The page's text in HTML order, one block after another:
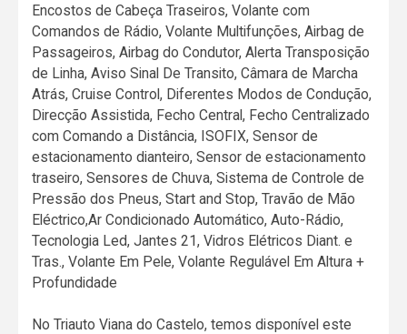
Encostos de Cabeça Traseiros, Volante com
Comandos de Rádio, Volante Multifunções, Airbag de
Passageiros, Airbag do Condutor, Alerta Transposição
de Linha, Aviso Sinal De Transito, Câmara de Marcha
Atrás, Cruise Control, Diferentes Modos de Condução,
Direcção Assistida, Fecho Central, Fecho Centralizado
com Comando a Distância, ISOFIX, Sensor de
estacionamento dianteiro, Sensor de estacionamento
traseiro, Sensores de Chuva, Sistema de Controle de
Pressão dos Pneus, Start and Stop, Travão de Mão
Eléctrico,Ar Condicionado Automático, Auto-Rádio,
Tecnologia Led, Jantes 21, Vidros Elétricos Diant. e
Tras., Volante Em Pele, Volante Regulável Em Altura +
Profundidade
No Triauto Viana do Castelo, temos disponível este